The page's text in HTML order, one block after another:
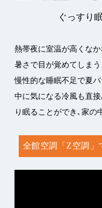
ぐっすり
熱帯夜に室温が高くな
暑さで目が覚めてしま
慢性的な睡眠不足で夏
中に気になる冷風も直
り眠ることができ､家の
全館空調「Z空調」